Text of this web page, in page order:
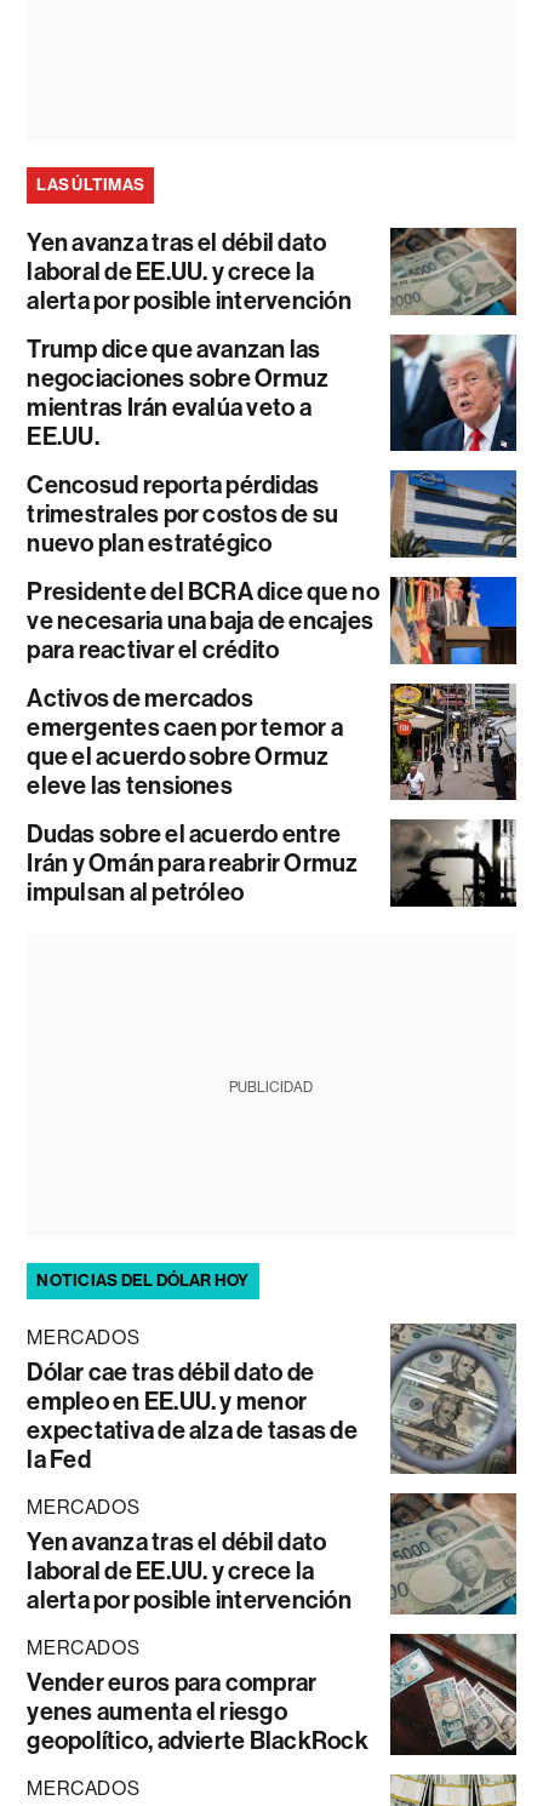
LAS ÚLTIMAS
Yen avanza tras el débil dato
laboral de EE.UU. y crece la
alerta por posible intervención
Trump dice que avanzan las
negociaciones sobre Ormuz
mientras Irán evalúa veto a
EE.UU.
Cencosud reporta pérdidas
trimestrales por costos de su
nuevo plan estratégico
Presidente del BCRA dice que no
ve necesaria una baja de encajes
para reactivar el crédito
Activos de mercados
emergentes caen por temor a
que el acuerdo sobre Ormuz
eleve las tensiones
Dudas sobre el acuerdo entre
Irán y Omán para reabrir Ormuz
impulsan al petróleo
PUBLICIDAD
NOTICIAS DEL DÓLAR HOY
MERCADOS
Dólar cae tras débil dato de
empleo en EE.UU. y menor
expectativa de alza de tasas de
la Fed
MERCADOS
Yen avanza tras el débil dato
laboral de EE.UU. y crece la
alerta por posible intervención
MERCADOS
Vender euros para comprar
yenes aumenta el riesgo
geopolítico, advierte BlackRock
MERCADOS